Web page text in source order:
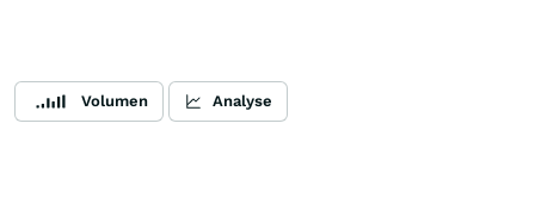
Volumen Analyse